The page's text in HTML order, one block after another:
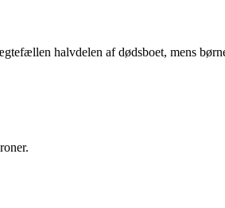
halvdelen af dødsboet, mens